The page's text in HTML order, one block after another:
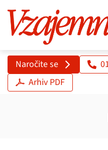
Naročite se
Arhiv PDF